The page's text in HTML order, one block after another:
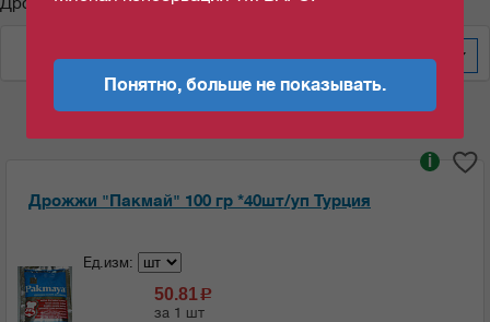
Дрожжи "Пакмай" 100 гр *40шт/уп Турция
i
Ед.изм:
50.81c
за 1 шт
Понятно, больше не показывать.